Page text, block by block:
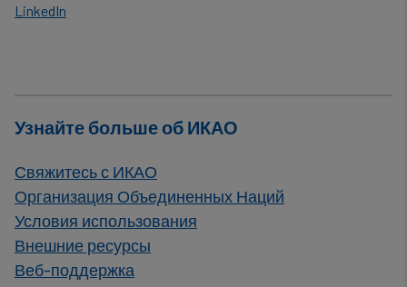
LinkedIn
Узнайте больше об ИКАО
Свяжитесь с ИКАО
Организация Объединенных Наций
Условия использования
Внешние ресурсы
Веб-поддержка